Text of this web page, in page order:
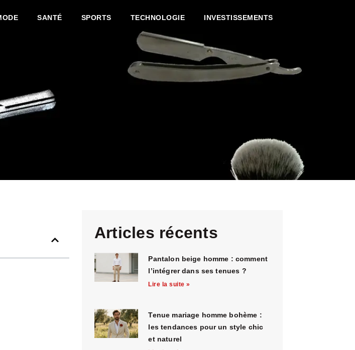
SANTÉ SPORTS TECHNOLOGIE INVESTISSEMENTS
Articles récents
Pantalon beige homme : comment
l’intégrer dans ses tenues ?
Lire la suite »
Tenue mariage homme bohème :
les tendances pour un style chic
et naturel